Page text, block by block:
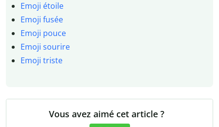
Emoji étoile
Emoji fusée
Emoji pouce
Emoji sourire
Emoji triste
Vous avez aimé cet article ?